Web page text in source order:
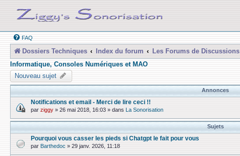
FAQ
Dossiers Techniques Index du forum Les Forums de Discussions
Informatique, Consoles Numériques et MAO
Nouveau sujet
Annonces
Notifications et email - Merci de lire ceci !!
par ziggy » 26 mai 2018, 16:03 » dans La Sonorisation
Sujets
Pourquoi vous casser les pieds si Chatgpt le fait pour vous
par Barthedoc » 29 janv. 2026, 11:18